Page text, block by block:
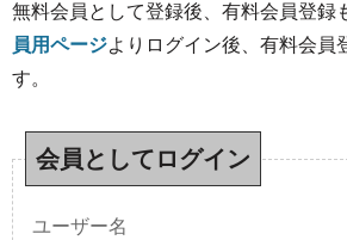
無料会員として登録後、有料会員登録
員用ページよりログイン後、有料会員
す。
会員としてログイン
ユーザー名